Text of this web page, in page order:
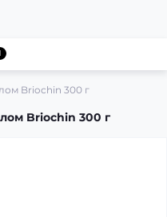
Briochin 300 г
Briochin 300 г